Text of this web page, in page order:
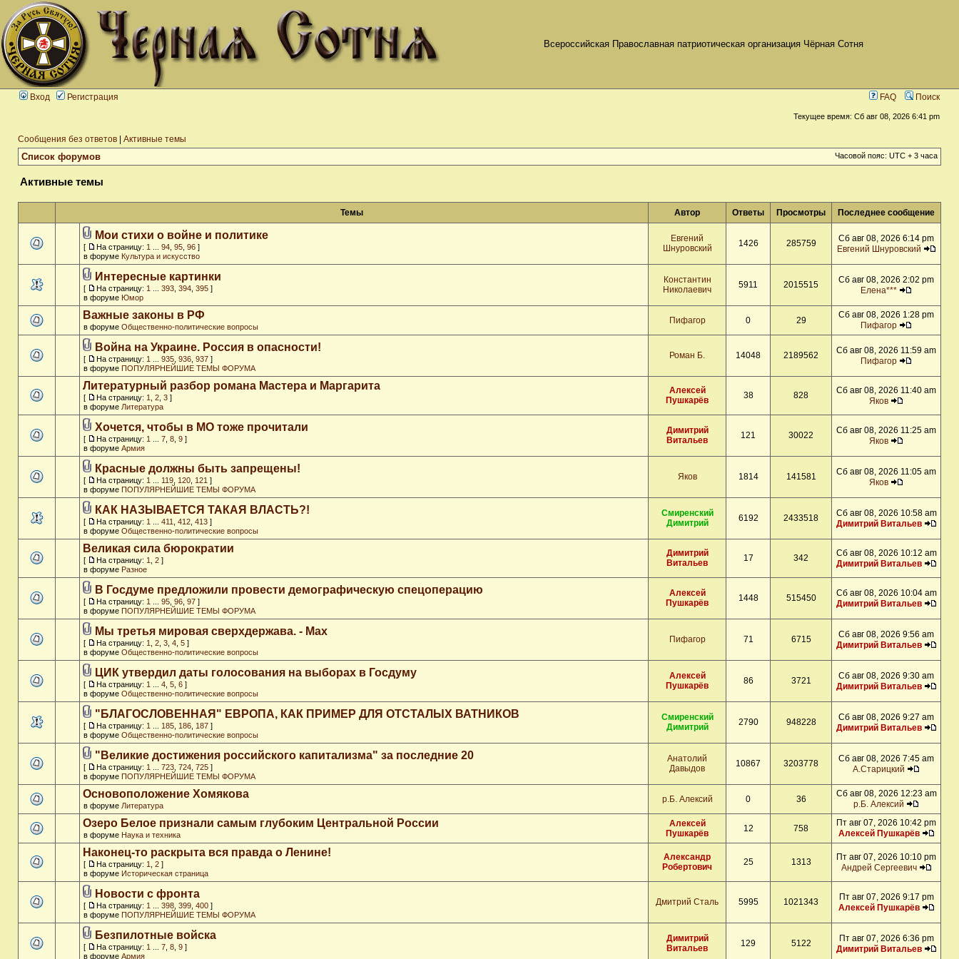
Всероссийская Православная патриотическая организация Чёрная Сотня
Вход Регистрация FAQ Поиск
Текущее время: Сб авг 08, 2026 6:41 pm
Сообщения без ответов Активные темы
Список форумов Часовой пояс: UTC + 3 часа
Активные темы
Темы Автор Ответы Просмотры Последнее сообщение
Мои стихи о войне и политике
[ На страницу: 1 94 95 96 ]
в форуме Культура и искусство
Евгений
Шнуровский
1426 285759
Сб авг 08, 2026 6:14 pm
Евгений Шнуровский
Интересные картинки
[ На страницу: 1 393 394 395 ]
в форуме Юмор
Константин
Николаевич
5911 2015515
Сб авг 08, 2026 2:02 pm
Елена***
Важные законы в РФ
в форуме Общественно-политические вопросы
Пифагор 0 29
Сб авг 08, 2026 1:28 pm
Пифагор
Война на Украине. Россия в опасности!
[ На страницу: 1 935 936 937 ]
в форуме ПОПУЛЯРНЕЙШИЕ ТЕМЫ ФОРУМА
Роман Б. 14048 2189562
Сб авг 08, 2026 11:59 am
Пифагор
Литературный разбор романа Мастера и Маргарита
[ На страницу: 1 2 3 ]
в форуме Литература
Алексей
Пушкарёв
38 828
Сб авг 08, 2026 11:40 am
Яков
Хочется, чтобы в МО тоже прочитали
[ На страницу: 1 7 8 9 ]
в форуме Армия
Димитрий
Витальев
121 30022
Сб авг 08, 2026 11:25 am
Яков
Красные должны быть запрещены!
[ На страницу: 1 119 120 121 ]
в форуме ПОПУЛЯРНЕЙШИЕ ТЕМЫ ФОРУМА
Яков 1814 141581
Сб авг 08, 2026 11:05 am
Яков
КАК НАЗЫВАЕТСЯ ТАКАЯ ВЛАСТЬ?!
[ На страницу: 1 411 412 413 ]
в форуме Общественно-политические вопросы
Смиренский
Димитрий
6192 2433518
Сб авг 08, 2026 10:58 am
Димитрий Витальев
Великая сила бюрократии
[ На страницу: 1 2 ]
в форуме Разное
Димитрий
Витальев
17 342
Сб авг 08, 2026 10:12 am
Димитрий Витальев
В Госдуме предложили провести демографическую спецоперацию
[ На страницу: 1 95 96 97 ]
в форуме ПОПУЛЯРНЕЙШИЕ ТЕМЫ ФОРУМА
Алексей
Пушкарёв
1448 515450
Сб авг 08, 2026 10:04 am
Димитрий Витальев
Мы третья мировая сверхдержава. - Max
[ На страницу: 1 2 3 4 5 ]
в форуме Общественно-политические вопросы
Пифагор 71 6715
Сб авг 08, 2026 9:56 am
Димитрий Витальев
ЦИК утвердил даты голосования на выборах в Госдуму
[ На страницу: 1 4 5 6 ]
в форуме Общественно-политические вопросы
Алексей
Пушкарёв
86 3721
Сб авг 08, 2026 9:30 am
Димитрий Витальев
"БЛАГОСЛОВЕННАЯ" ЕВРОПА, КАК ПРИМЕР ДЛЯ ОТСТАЛЫХ ВАТНИКОВ
[ На страницу: 1 185 186 187 ]
в форуме Общественно-политические вопросы
Смиренский
Димитрий
2790 948228
Сб авг 08, 2026 9:27 am
Димитрий Витальев
"Великие достижения российского капитализма" за последние 20
[ На страницу: 1 723 724 725 ]
в форуме ПОПУЛЯРНЕЙШИЕ ТЕМЫ ФОРУМА
Анатолий
Давыдов
10867 3203778
Сб авг 08, 2026 7:45 am
А.Старицкий
Основоположение Хомякова
в форуме Литература
р.Б. Алексий 0 36
Сб авг 08, 2026 12:23 am
р.Б. Алексий
Озеро Белое признали самым глубоким Центральной России
в форуме Наука и техника
Алексей
Пушкарёв
12 758
Пт авг 07, 2026 10:42 pm
Алексей Пушкарёв
Наконец-то раскрыта вся правда о Ленине!
[ На страницу: 1 2 ]
в форуме Историческая страница
Александр
Робертович
25 1313
Пт авг 07, 2026 10:10 pm
Андрей Сергеевич
Новости с фронта
[ На страницу: 1 398 399 400 ]
в форуме ПОПУЛЯРНЕЙШИЕ ТЕМЫ ФОРУМА
Дмитрий Сталь 5995 1021343
Пт авг 07, 2026 9:17 pm
Алексей Пушкарёв
Безпилотные войска
[ На страницу: 1 7 8 9 ]
в форуме Армия
Димитрий
Витальев
129 5122
Пт авг 07, 2026 6:36 pm
Димитрий Витальев